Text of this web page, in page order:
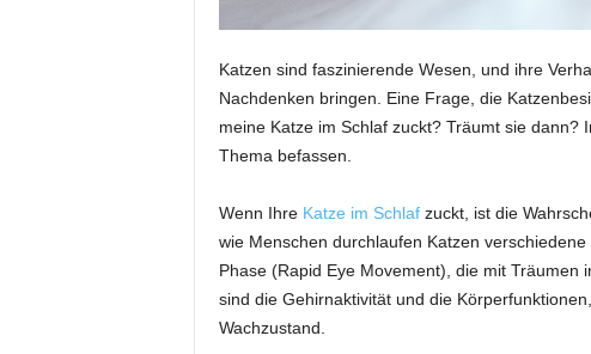
Katzen sind faszinierende Wesen, und ihre
Nachdenken bringen. Eine Frage, die
meine Katze im Schlaf zuckt? Träumt sie
Thema befassen.
Wenn Ihre Katze im Schlafzuckt, ist die
wie Menschen durchlaufen Katzen
Phase (Rapid Eye Movement), die mit Träumen
sind die Gehirnaktivität und die
Wachzustand.